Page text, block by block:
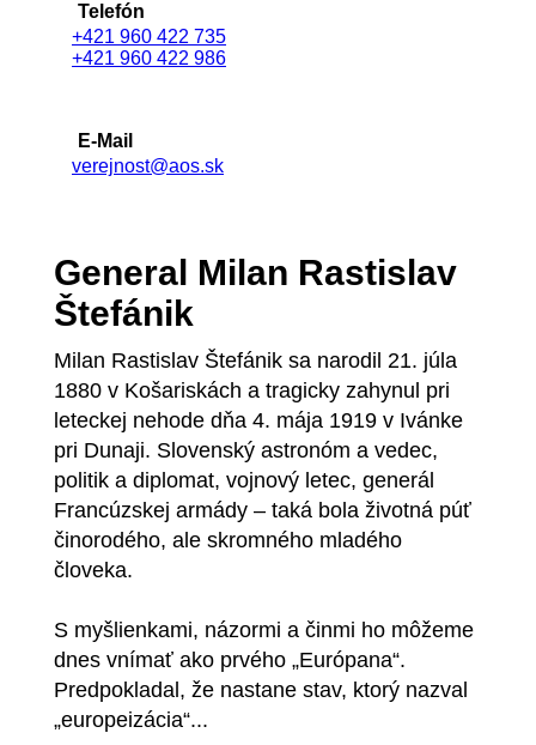
Telefón
+421 960 422 735
+421 960 422 986
E-Mail
verejnost@aos.sk
General Milan Rastislav
Štefánik
Milan Rastislav Štefánik sa narodil 21. júla
1880 v Košariskách a tragicky zahynul pri
leteckej nehode dňa 4. mája 1919 v Ivánke
pri Dunaji. Slovenský astronóm a vedec,
politik a diplomat, vojnový letec, generál
Francúzskej armády – taká bola životná púť
činorodého, ale skromného mladého
človeka.
S myšlienkami, názormi a činmi ho môžeme
dnes vnímať ako prvého „Európana“.
Predpokladal, že nastane stav, ktorý nazval
„europeizácia“...